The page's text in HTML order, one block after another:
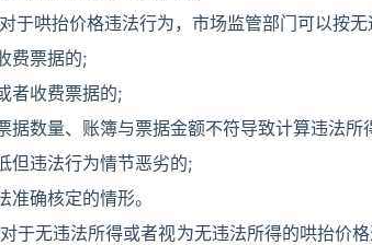
于哄抬价格违法行为，市场监管部门可以按无
费票据的;
者收费票据的;
据数量、账簿与票据金额不符导致计算违法所
但违法行为情节恶劣的;
确核定的情形。
于无违法所得或者视为无违法所得的哄抬价